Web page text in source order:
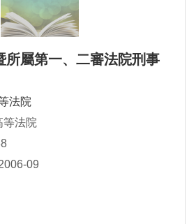
所屬第一、二審法院刑事
法院
等法院
09